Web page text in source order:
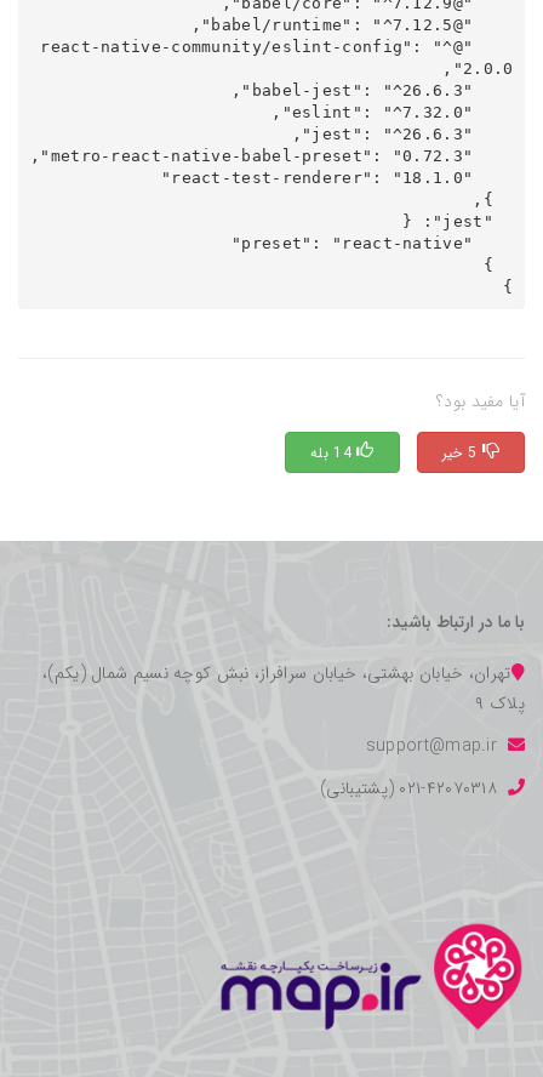
    "@react-native-community/eslint-config": "^
}
آیا مفید بود؟
14 بله 5 خیر
با ما در ارتباط باشید:
تهران، خیابان بهشتی، خیابان سرافراز، نبش کوچه نسیم شمال (یکم)،
پلاک ۹